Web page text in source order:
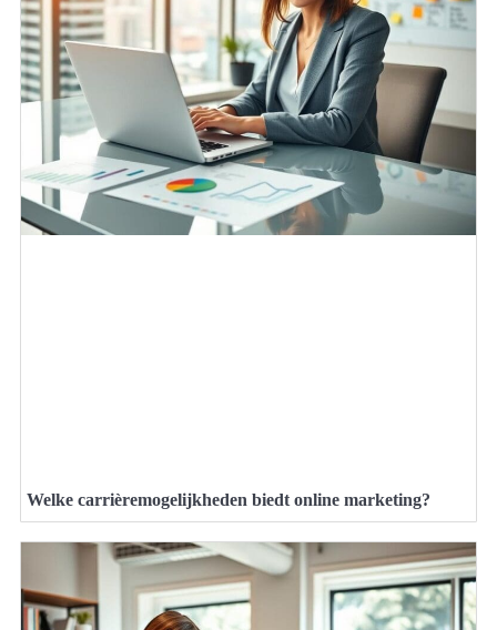
Welke carrièremogelijkheden biedt online marketing?